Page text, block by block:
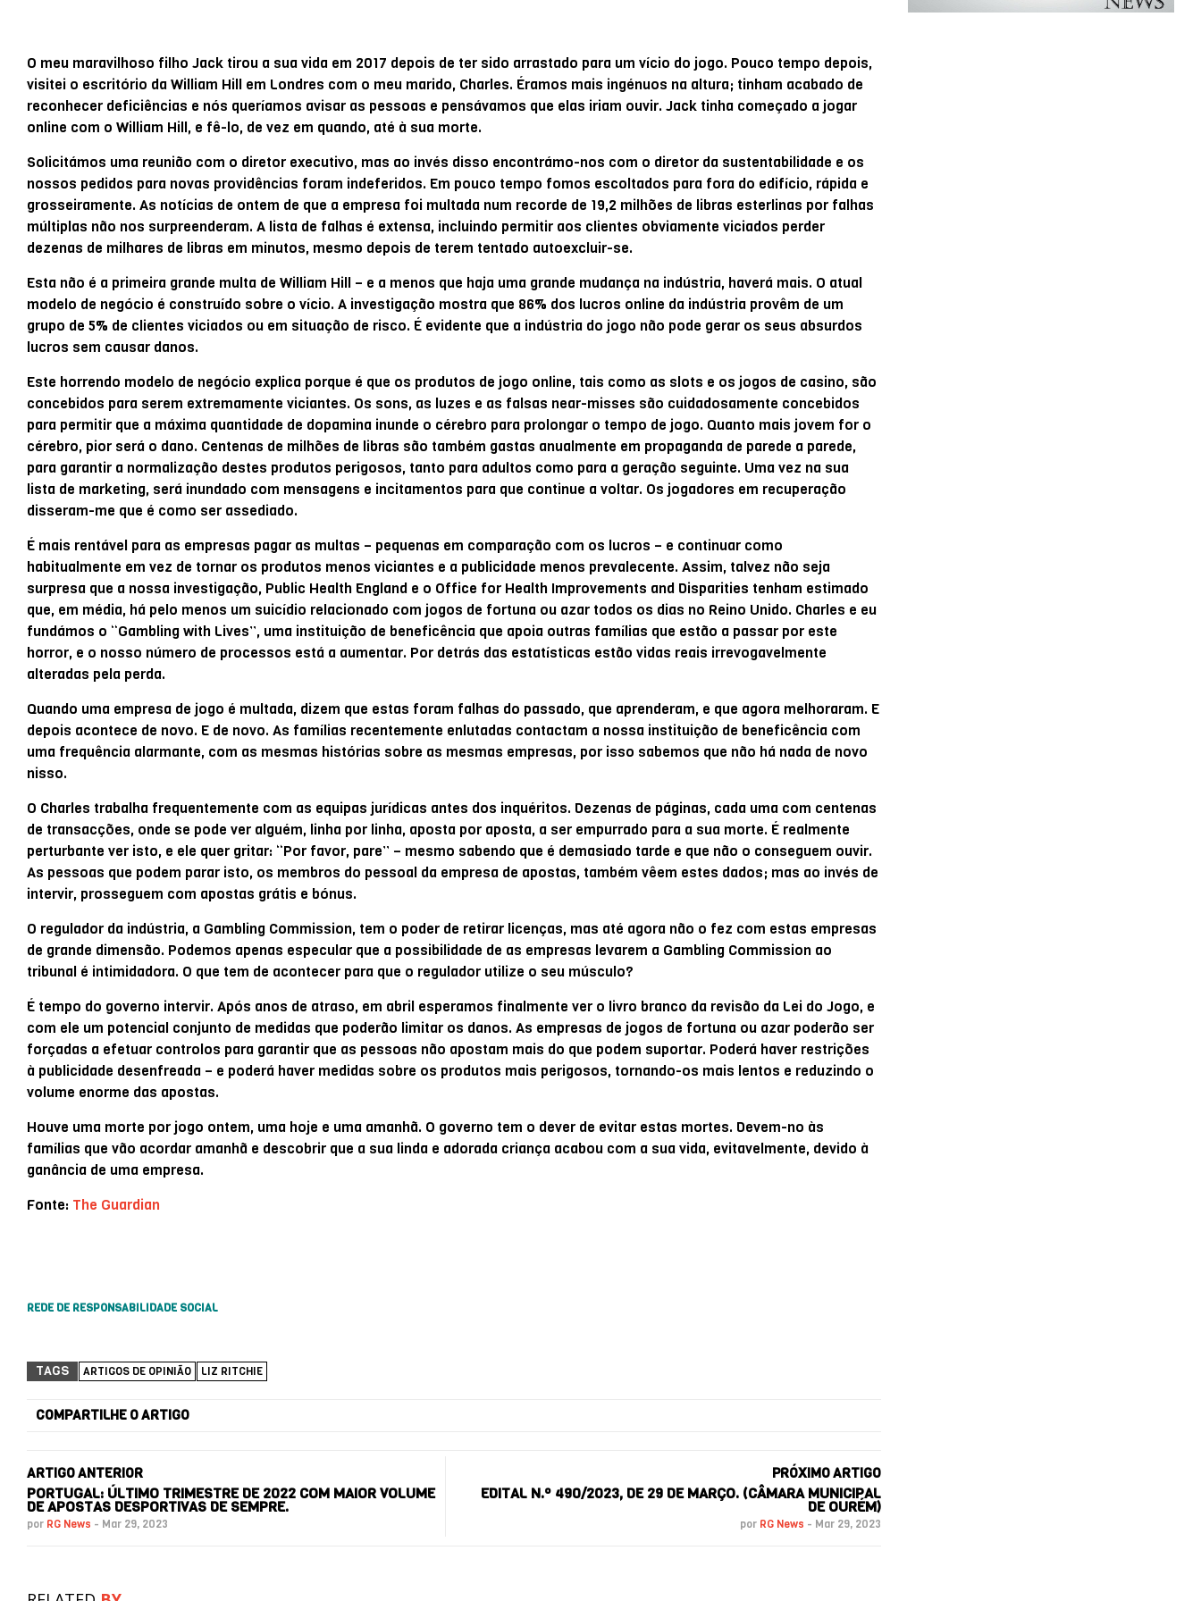
O meu maravilhoso filho Jack tirou a sua vida em 2017 depois de ter sido arrastado para um vício do jogo. Pouco tempo depois,
visitei o escritório da William Hill em Londres com o meu marido, Charles. Éramos mais ingénuos na altura; tinham acabado de
reconhecer deficiências e nós queríamos avisar as pessoas e pensávamos que elas iriam ouvir. Jack tinha começado a jogar
online com o William Hill, e fê-lo, de vez em quando, até à sua morte.
Solicitámos uma reunião com o diretor executivo, mas ao invés disso encontrámo-nos com o diretor da sustentabilidade e os
nossos pedidos para novas providências foram indeferidos. Em pouco tempo fomos escoltados para fora do edifício, rápida e
grosseiramente. As notícias de ontem de que a empresa foi multada num recorde de 19,2 milhões de libras esterlinas por falhas
múltiplas não nos surpreenderam. A lista de falhas é extensa, incluindo permitir aos clientes obviamente viciados perder
dezenas de milhares de libras em minutos, mesmo depois de terem tentado autoexcluir-se.
Esta não é a primeira grande multa de William Hill – e a menos que haja uma grande mudança na indústria, haverá mais. O atual
modelo de negócio é construído sobre o vício. A investigação mostra que 86% dos lucros online da indústria provêm de um
grupo de 5% de clientes viciados ou em situação de risco. É evidente que a indústria do jogo não pode gerar os seus absurdos
lucros sem causar danos.
Este horrendo modelo de negócio explica porque é que os produtos de jogo online, tais como as slots e os jogos de casino, são
concebidos para serem extremamente viciantes. Os sons, as luzes e as falsas near-misses são cuidadosamente concebidos
para permitir que a máxima quantidade de dopamina inunde o cérebro para prolongar o tempo de jogo. Quanto mais jovem for o
cérebro, pior será o dano. Centenas de milhões de libras são também gastas anualmente em propaganda de parede a parede,
para garantir a normalização destes produtos perigosos, tanto para adultos como para a geração seguinte. Uma vez na sua
lista de marketing, será inundado com mensagens e incitamentos para que continue a voltar. Os jogadores em recuperação
disseram-me que é como ser assediado.
É mais rentável para as empresas pagar as multas – pequenas em comparação com os lucros – e continuar como
habitualmente em vez de tornar os produtos menos viciantes e a publicidade menos prevalecente. Assim, talvez não seja
surpresa que a nossa investigação, Public Health England e o Office for Health Improvements and Disparities tenham estimado
que, em média, há pelo menos um suicídio relacionado com jogos de fortuna ou azar todos os dias no Reino Unido. Charles e eu
fundámos o “Gambling with Lives”, uma instituição de beneficência que apoia outras famílias que estão a passar por este
horror, e o nosso número de processos está a aumentar. Por detrás das estatísticas estão vidas reais irrevogavelmente
alteradas pela perda.
Quando uma empresa de jogo é multada, dizem que estas foram falhas do passado, que aprenderam, e que agora melhoraram. E
depois acontece de novo. E de novo. As famílias recentemente enlutadas contactam a nossa instituição de beneficência com
uma frequência alarmante, com as mesmas histórias sobre as mesmas empresas, por isso sabemos que não há nada de novo
nisso.
O Charles trabalha frequentemente com as equipas jurídicas antes dos inquéritos. Dezenas de páginas, cada uma com centenas
de transacções, onde se pode ver alguém, linha por linha, aposta por aposta, a ser empurrado para a sua morte. É realmente
perturbante ver isto, e ele quer gritar: “Por favor, pare” – mesmo sabendo que é demasiado tarde e que não o conseguem ouvir.
As pessoas que podem parar isto, os membros do pessoal da empresa de apostas, também vêem estes dados; mas ao invés de
intervir, prosseguem com apostas grátis e bónus.
O regulador da indústria, a Gambling Commission, tem o poder de retirar licenças, mas até agora não o fez com estas empresas
de grande dimensão. Podemos apenas especular que a possibilidade de as empresas levarem a Gambling Commission ao
tribunal é intimidadora. O que tem de acontecer para que o regulador utilize o seu músculo?
É tempo do governo intervir. Após anos de atraso, em abril esperamos finalmente ver o livro branco da revisão da Lei do Jogo, e
com ele um potencial conjunto de medidas que poderão limitar os danos. As empresas de jogos de fortuna ou azar poderão ser
forçadas a efetuar controlos para garantir que as pessoas não apostam mais do que podem suportar. Poderá haver restrições
à publicidade desenfreada – e poderá haver medidas sobre os produtos mais perigosos, tornando-os mais lentos e reduzindo o
volume enorme das apostas.
Houve uma morte por jogo ontem, uma hoje e uma amanhã. O governo tem o dever de evitar estas mortes. Devem-no às
famílias que vão acordar amanhã e descobrir que a sua linda e adorada criança acabou com a sua vida, evitavelmente, devido à
ganância de uma empresa.
Fonte: The Guardian
REDE DE RESPONSABILIDADE SOCIAL
TAGS ARTIGOS DE OPINIÃO LIZ RITCHIE
COMPARTILHE O ARTIGO
ARTIGO ANTERIOR
PORTUGAL: ÚLTIMO TRIMESTRE DE 2022 COM MAIOR VOLUME
DE APOSTAS DESPORTIVAS DE SEMPRE.
por RG News - Mar 29, 2023
PRÓXIMO ARTIGO
EDITAL N.º 490/2023, DE 29 DE MARÇO. (CÂMARA MUNICIPAL
DE OURÉM)
por RG News - Mar 29, 2023